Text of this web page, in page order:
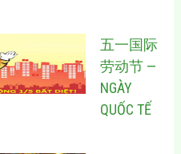
五一国际
劳动节 —
NGÀY
QUỐC TẾ